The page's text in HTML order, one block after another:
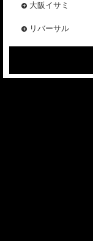
大阪イサミ
リバーサル